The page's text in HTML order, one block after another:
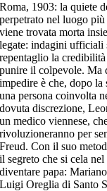
Roma, 1903: la quiete
perpetrato nel luogo
viene trovata morta
legate: indagini ufficiali
repentaglio la
punire il colpevole. Ma
impedire è che, dopo la
una persona coinvolta
dovuta discrezione,
un medico viennese,
rivoluzioneranno per
Freud. Con il suo
il segreto che si cela
diventare papa:
Luigi Oreglia di Santo